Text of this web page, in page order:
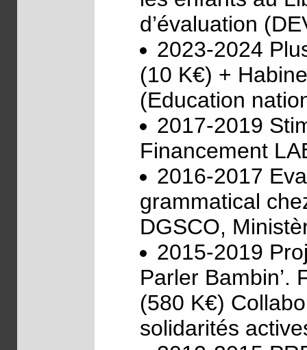
d’évaluation
2023-2024
(10 K€) +
(Education
2017-2019
Financement
2016-2017
grammatical
DGSCO,
2015-2019
Parler Bambin’.
(580 K€)
solidarités